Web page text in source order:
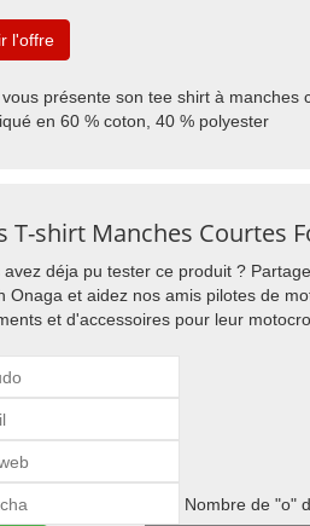
l'offre
vous présente son tee shirt à
en 60 % coton, 40 % polyester
T-shirt Manches Courtes
avez déja pu tester ce produit ?
Onaga et aidez nos amis pilotes de
et d'accessoires pour leur
Nombre de "o"